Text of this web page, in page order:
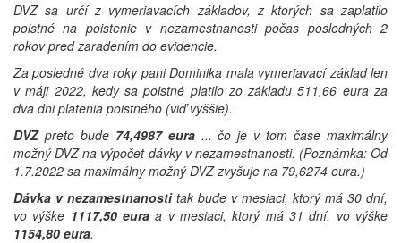
DVZ sa určí z vymeriavacích základov, z ktorých sa zaplatilo
poistné na poistenie v nezamestnanosti počas posledných 2
rokov pred zaradením do evidencie.
Za posledné dva roky pani Dominika mala vymeriavací základ len
v máji 2022, kedy sa poistné platilo zo základu 511,66 eura za
dva dni platenia poistného (viď vyššie).
DVZpreto bude 74,4987 eura... čo je v tom čase maximálny
možný DVZ na výpočet dávky v nezamestnanosti. (Poznámka: Od
1.7.2022 sa maximálny možný DVZ zvyšuje na 79,6274 eura.)
Dávka v nezamestnanostitak bude v mesiaci, ktorý má 30 dní,
vo výške 1117,50 eura a v mesiaci, ktorý má 31 dní, vo výške
1154,80 eura.